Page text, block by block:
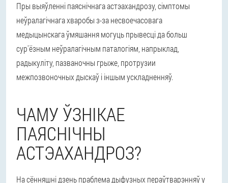
Пры выяўленні паяснічнага астэахандрозу, сімптомы
неўралагічнага хваробы з-за несвоечасовага
медыцынскага ўмяшання могуць прывесці да больш
сур'ёзным неўралагічным паталогіям, напрыклад,
радыкуліту, пазваночны грыже, пpoтpузии
межпозвоночных дыскаў і іншым ускладненняў.
ЧАМУ ЎЗНІКАЕ
ПАЯСНІЧНЫ
АСТЭАХАНДРОЗ?
На сённяшні дзень праблема дыфузных пераўтварэнняў у